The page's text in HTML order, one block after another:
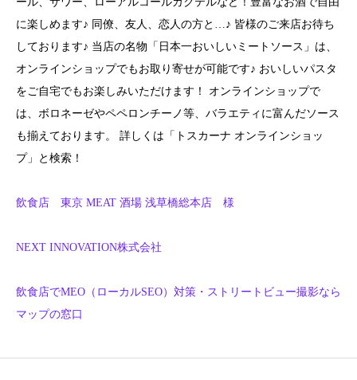
に楽しめます♪ 同僚、友人、恋人の方と…♪ 皆様のご来店お待ち
しております♪ 当店の名物「日本一おいしいミートソース」は、
オンラインショップでもお取り寄せが可能です♪ おいしいパスタ
をご自宅でもお楽しみいただけます！ オンラインショップで
は、ボロネーゼやペペロンチーノ等、バラエティに富んだソース
も揃えております。 詳しくは「トスカーナ オンラインショッ
プ」と検索！
飲食店 東京 MEAT 酒場 浅草橋総本店 様
NEXT INNOVATION株式会社
飲食店でMEO（ローカルSEO）対策・ストリートビュー撮影なら
マップの窓口